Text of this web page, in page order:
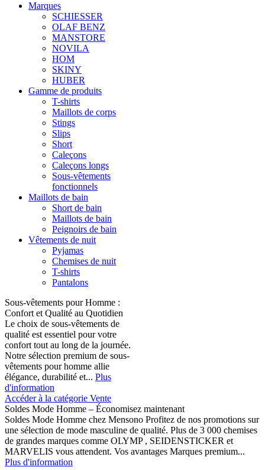
Marques
SCHIESSER
OLAF BENZ
MANSTORE
NOVILA
HOM
SKINY
HUBER
Gamme de produits
T-shirts
Maillots de corps
Stings
Slips
Short
Caleçons
Caleçons longs
Sous-vêtements
fonctionnels
Maillots de bain
Short de bain
Maillots de bain
Peignoirs de bain
Vêtements de nuit
Pyjamas
Chemises de nuit
T-shirts
Pantalons
Sous-vêtements pour Homme :
Confort et Qualité au Quotidien
Le choix de sous-vêtements de
qualité est essentiel pour votre
confort tout au long de la journée.
Notre sélection premium de sous-
vêtements pour homme allie
élégance, durabilité et... Plus
d'information
Accéder à la catégorie Vente
Soldes Mode Homme – Économisez maintenant
Soldes Mode Homme chez Mensono Profitez de nos promotions sur
une sélection de mode masculine de qualité. Plus de 3 000 chemises
de grandes marques comme OLYMP , SEIDENSTICKER et
MARVELIS vous attendent. Vos avantages Marques premium...
Plus d'information